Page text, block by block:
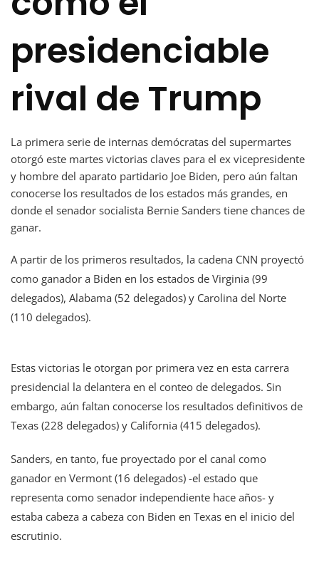
presidenciable
rival de Trump
La primera serie de internas demócratas del supermartes
otorgó este martes victorias claves para el ex vicepresidente
y hombre del aparato partidario Joe Biden, pero aún faltan
conocerse los resultados de los estados más grandes, en
donde el senador socialista Bernie Sanders tiene chances de
ganar.
A partir de los primeros resultados, la cadena CNN proyectó
como ganador a Biden en los estados de Virginia (99
delegados), Alabama (52 delegados) y Carolina del Norte
(110 delegados).
Estas victorias le otorgan por primera vez en esta carrera
presidencial la delantera en el conteo de delegados. Sin
embargo, aún faltan conocerse los resultados definitivos de
Texas (228 delegados) y California (415 delegados).
Sanders, en tanto, fue proyectado por el canal como
ganador en Vermont (16 delegados) -el estado que
representa como senador independiente hace años- y
estaba cabeza a cabeza con Biden en Texas en el inicio del
escrutinio.